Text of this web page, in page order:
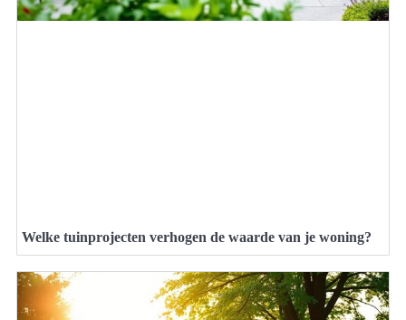
Welke tuinprojecten verhogen de waarde van je woning?